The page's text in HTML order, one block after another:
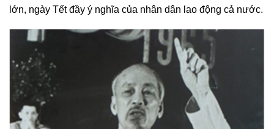
lớn, ngày Tết đầy ý nghĩa của nhân dân lao động cả nước.